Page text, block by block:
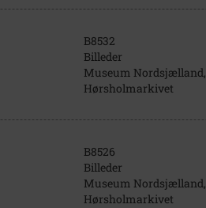
B8532
Billeder
Museum Nordsjælland,
Hørsholmarkivet
B8526
Billeder
Museum Nordsjælland,
Hørsholmarkivet